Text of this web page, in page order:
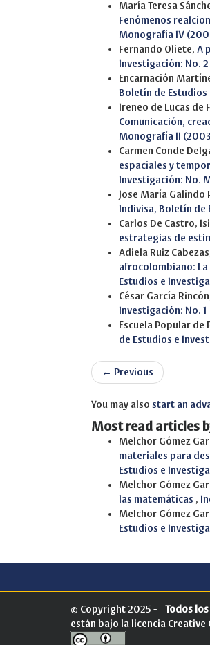
María Teresa
Fenómenos
Monografía IV
Fernando Oliete, A
Investigación: No.
Encarnación
Boletín de Estudios
Ireneo de Lucas de
Comunicación,
Monografía II
Carmen Conde
espaciales y
Investigación: No.
Jose María Galindo
Indivisa, Boletín
Carlos De Castro,
estrategias de
Adiela Ruiz
afrocolombiano:
Estudios e
César García
Investigación: No.
Escuela Popular de
de Estudios e
← Previous
You may also start an
Most read articles
Melchor Gómez
materiales para
Estudios e
Melchor Gómez
las matemáticas ,
Melchor Gómez
Estudios e
© Copyright 2025 - Todos
están bajo la licencia Creative